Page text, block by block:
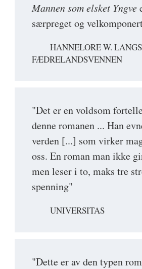
Mannen som elsket Yngve
særpreget og
HANNELORE W.
FÆDRELANDSVENNEN
"Det er en voldsom
denne romanen ... Han
verden [...] som virker
oss. En roman man ikke
men leser i to, maks tre
spenning"
UNIVERSITAS
"Dette er av den typen